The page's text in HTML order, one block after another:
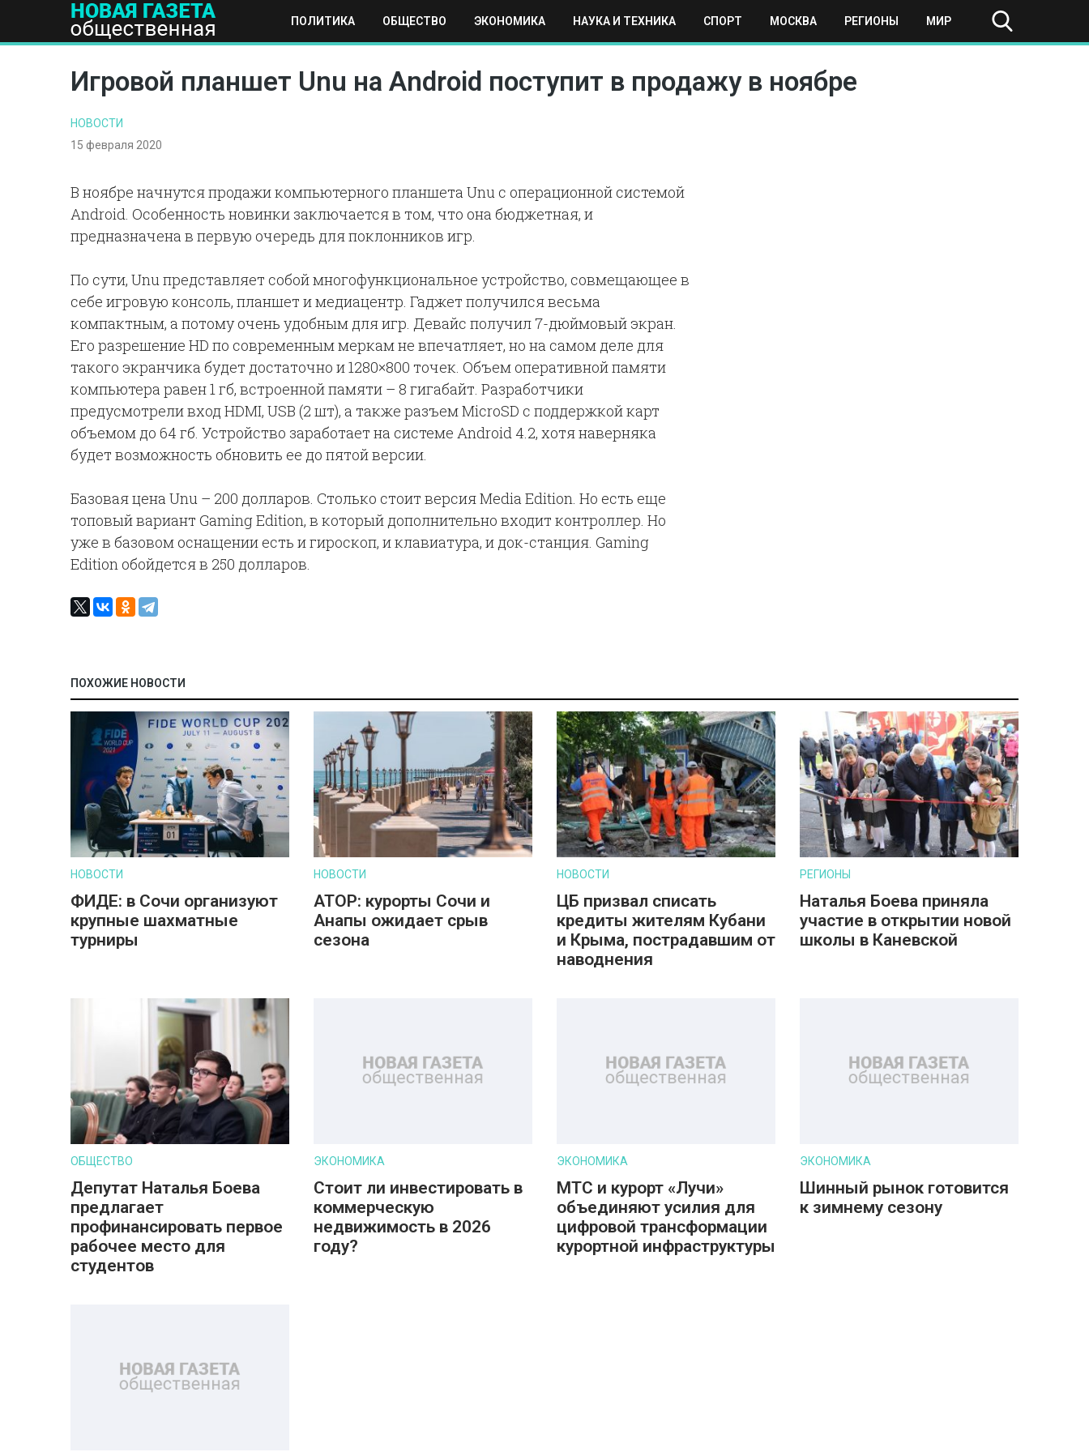
ПОЛИТИКА ОБЩЕСТВО ЭКОНОМИКА НАУКА И ТЕХНИКА СПОРТ МОСКВА РЕГИОНЫ МИР
ПОЛИТИКА ОБЩЕСТВО ЭКОНОМИКА НАУКА И ТЕХНИКА СПОРТ МОСКВА РЕГИОНЫ МИР
Игровой планшет Unu на Android поступит в продажу в ноябре
НОВОСТИ
15 февраля 2020
В ноябре начнутся продажи компьютерного планшета Unu с операционной системой
Android. Особенность новинки заключается в том, что она бюджетная, и
предназначена в первую очередь для поклонников игр.
По сути, Unu представляет собой многофункциональное устройство, совмещающее в
себе игровую консоль, планшет и медиацентр. Гаджет получился весьма
компактным, а потому очень удобным для игр. Девайс получил 7-дюймовый экран.
Его разрешение HD по современным меркам не впечатляет, но на самом деле для
такого экранчика будет достаточно и 1280×800 точек. Объем оперативной памяти
компьютера равен 1 гб, встроенной памяти – 8 гигабайт. Разработчики
предусмотрели вход HDMI, USB (2 шт), а также разъем MicroSD с поддержкой карт
объемом до 64 гб. Устройство заработает на системе Android 4.2, хотя наверняка
будет возможность обновить ее до пятой версии.
Базовая цена Unu – 200 долларов. Столько стоит версия Media Edition. Но есть еще
топовый вариант Gaming Edition, в который дополнительно входит контроллер. Но
уже в базовом оснащении есть и гироскоп, и клавиатура, и док-станция. Gaming
Edition обойдется в 250 долларов.
ПОХОЖИЕ НОВОСТИ
НОВОСТИ
ФИДЕ: в Сочи организуют
крупные шахматные
турниры
НОВОСТИ
АТОР: курорты Сочи и
Анапы ожидает срыв
сезона
НОВОСТИ
ЦБ призвал списать
кредиты жителям Кубани
и Крыма, пострадавшим от
наводнения
РЕГИОНЫ
Наталья Боева приняла
участие в открытии новой
школы в Каневской
ОБЩЕСТВО
Депутат Наталья Боева
предлагает
профинансировать первое
рабочее место для
студентов
ЭКОНОМИКА
Стоит ли инвестировать в
коммерческую
недвижимость в 2026
году?
ЭКОНОМИКА
МТС и курорт «Лучи»
объединяют усилия для
цифровой трансформации
курортной инфраструктуры
ЭКОНОМИКА
Шинный рынок готовится
к зимнему сезону